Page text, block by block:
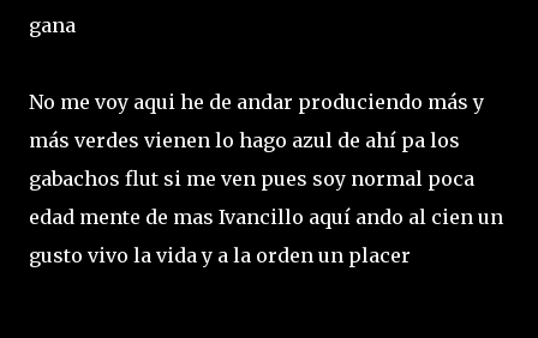
gana
No me voy aqui he de andar produciendo más y
más verdes vienen lo hago azul de ahí pa los
gabachos flut si me ven pues soy normal poca
edad mente de mas Ivancillo aquí ando al cien un
gusto vivo la vida y a la orden un placer